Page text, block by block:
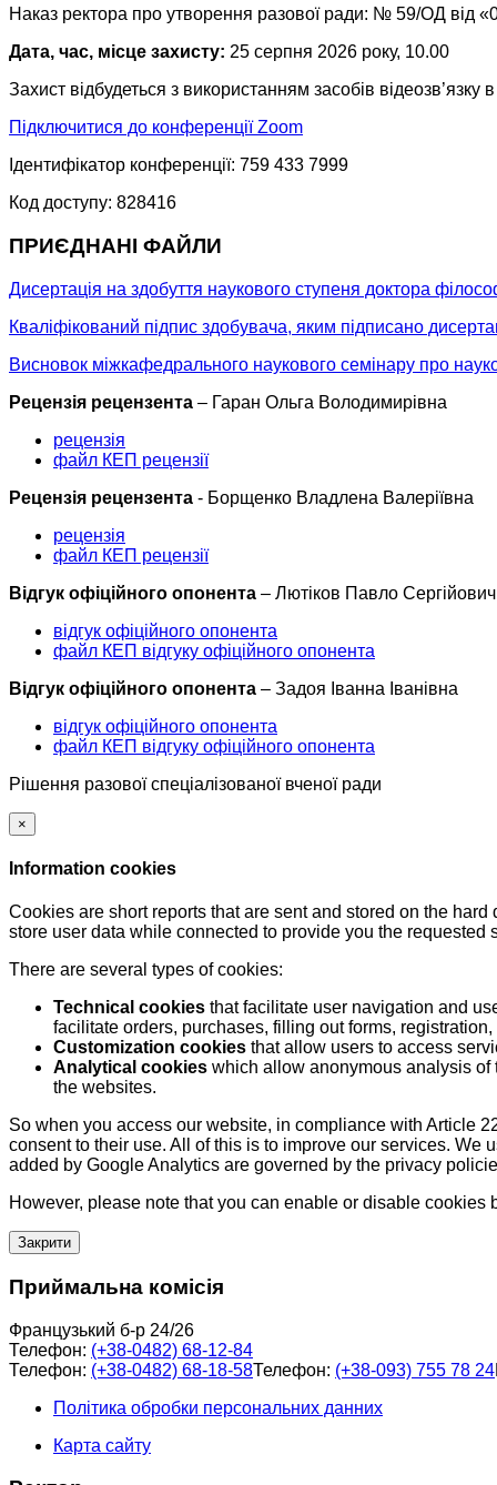
Наказ ректора про утворення разової ради: № 59/ОД від
Дата, час, місце захисту: 25 серпня 2026 року, 10.00
Захист відбудеться з використанням засобів
Підключитися до конференції Zoom
Ідентифікатор конференції: 759 433 7999
Код доступу: 828416
ПРИЄДНАНІ ФАЙЛИ
Дисертація на здобуття наукового ступеня доктора
Кваліфікований підпис здобувача, яким підписано
Висновок міжкафедрального наукового семінару про
Рецензія рецензента – Гаран Ольга Володимирівна
рецензія
файл КЕП рецензії
Рецензія рецензента - Борщенко Владлена Валеріївна
рецензія
файл КЕП рецензії
Відгук офіційного опонента – Лютіков Павло Сергійович
відгук офіційного опонента
файл КЕП відгуку офіційного опонента
Відгук офіційного опонента – Задоя Іванна Іванівна
відгук офіційного опонента
файл КЕП відгуку офіційного опонента
Рішення разової спеціалізованої вченої ради
×
Information cookies
Cookies are short reports that are sent and stored on the
store user data while connected to provide you the
There are several types of cookies:
Technical cookies that facilitate user navigation and
facilitate orders, purchases, filling out forms,
Customization cookies that allow users to access
Analytical cookies which allow anonymous analysis
the websites.
So when you access our website, in compliance with Article
consent to their use. All of this is to improve our services.
added by Google Analytics are governed by the privacy
However, please note that you can enable or disable cookies
Закрити
Приймальна комісія
Французький б-р 24/26
Телефон: (+38-0482) 68-12-84
Телефон: (+38-0482) 68-18-58Телефон: (+38-093) 755 78 24
Політика обробки персональних данних
Карта сайту